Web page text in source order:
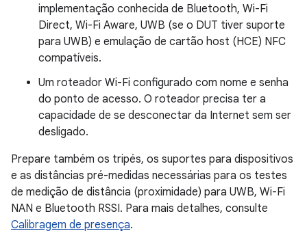
implementação conhecida de Bluetooth, Wi-Fi
Direct, Wi-Fi Aware, UWB (se o DUT tiver suporte
para UWB) e emulação de cartão host (HCE) NFC
compatíveis.
Um roteador Wi-Fi configurado com nome e senha
do ponto de acesso. O roteador precisa ter a
capacidade de se desconectar da Internet sem ser
desligado.
Prepare também os tripés, os suportes para dispositivos
e as distâncias pré-medidas necessárias para os testes
de medição de distância (proximidade) para UWB, Wi-Fi
NAN e Bluetooth RSSI. Para mais detalhes, consulte
Calibragem de presença.